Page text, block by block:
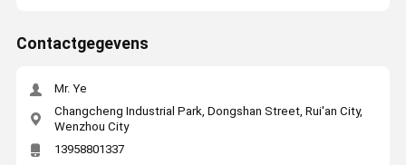
Contactgegevens
Mr. Ye
Changcheng Industrial Park, Dongshan Street, Rui'an City,
Wenzhou City
13958801337